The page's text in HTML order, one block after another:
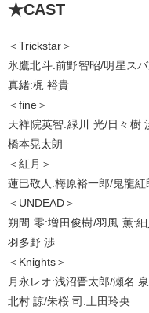
★CAST
＜Trickstar＞
氷鷹北斗:前野智昭/明星ス
真緒:梶 裕貴
＜fine＞
天祥院英智:緑川 光/日々樹
橋本晃太朗
＜紅月＞
蓮巳敬人:梅原裕一郎/鬼龍
＜UNDEAD＞
朔間 零:増田俊樹/羽風 薫:
羽多野 渉
＜Knights＞
月永レオ:浅沼晋太郎/瀬名
北村 諒/朱桜 司:土田玲央